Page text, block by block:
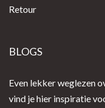
Retour
BLOGS
Even lekker weglezen
vind je hier inspiratie